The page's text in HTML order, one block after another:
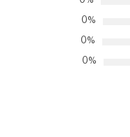
0%
0%
0%